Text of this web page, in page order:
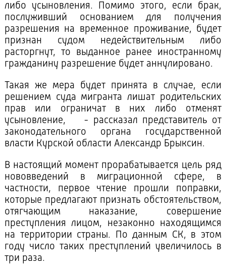
либо усыновления. Помимо этого, если брак,
послуживший основанием для получения
разрешения на временное проживание, будет
признан судом недействительным либо
расторгнут, то выданное ранее иностранному
гражданину разрешение будет аннулировано.
Такая же мера будет принята в случае, если
решением суда мигранта лишат родительских
прав или ограничат в них либо отменят
усыновление, - рассказал представитель от
законодательного органа государственной
власти Курской области Александр Брыксин.
В настоящий момент прорабатывается цель ряд
нововведений в миграционной сфере, в
частности, первое чтение прошли поправки,
которые предлагают признать обстоятельством,
отягчающим наказание, совершение
преступления лицом, незаконно находящимся
на территории страны. По данным СК, в этом
году число таких преступлений увеличилось в
три раза.